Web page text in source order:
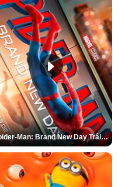
Spider-Man: Brand New Day Tráiler (3)